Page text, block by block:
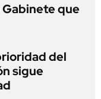
que
del
sigue